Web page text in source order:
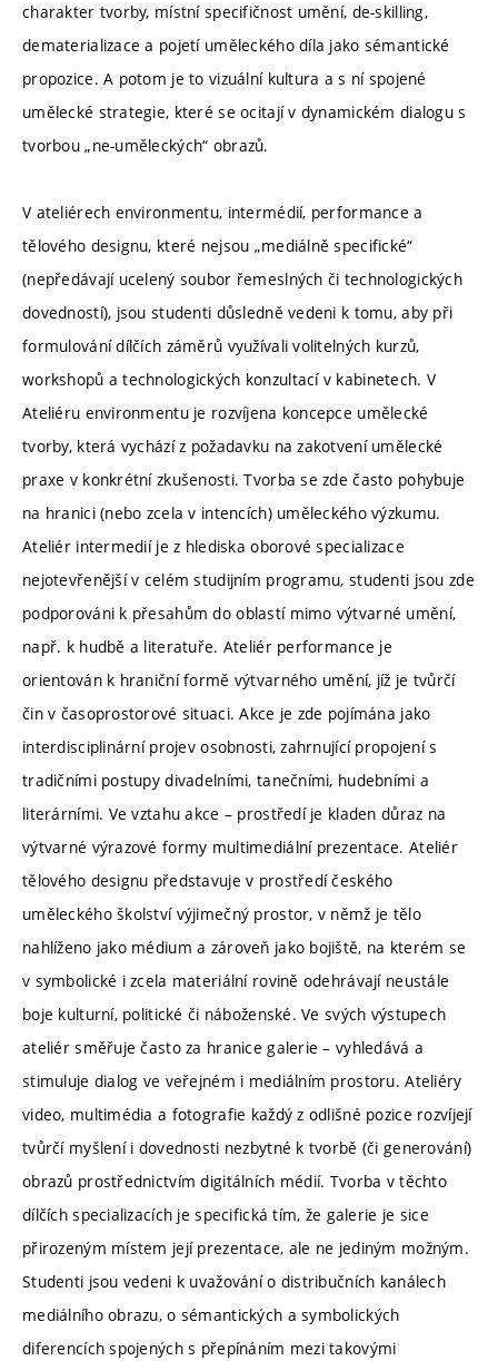
charakter tvorby, místní specifičnost umění, de-skilling,
dematerializace a pojetí uměleckého díla jako sémantické
propozice. A potom je to vizuální kultura a s ní spojené
umělecké strategie, které se ocitají v dynamickém dialogu s
tvorbou „ne-uměleckých“ obrazů.
V ateliérech environmentu, intermédií, performance a
tělového designu, které nejsou „mediálně specifické“
(nepředávají ucelený soubor řemeslných či technologických
dovedností), jsou studenti důsledně vedeni k tomu, aby při
formulování dílčích záměrů využívali volitelných kurzů,
workshopů a technologických konzultací v kabinetech. V
Ateliéru environmentu je rozvíjena koncepce umělecké
tvorby, která vychází z požadavku na zakotvení umělecké
praxe v konkrétní zkušenosti. Tvorba se zde často pohybuje
na hranici (nebo zcela v intencích) uměleckého výzkumu.
Ateliér intermedií je z hlediska oborové specializace
nejotevřenější v celém studijním programu, studenti jsou zde
podporováni k přesahům do oblastí mimo výtvarné umění,
např. k hudbě a literatuře. Ateliér performance je
orientován k hraniční formě výtvarného umění, jíž je tvůrčí
čin v časoprostorové situaci. Akce je zde pojímána jako
interdisciplinární projev osobnosti, zahrnující propojení s
tradičními postupy divadelními, tanečními, hudebními a
literárními. Ve vztahu akce – prostředí je kladen důraz na
výtvarné výrazové formy multimediální prezentace. Ateliér
tělového designu představuje v prostředí českého
uměleckého školství výjimečný prostor, v němž je tělo
nahlíženo jako médium a zároveň jako bojiště, na kterém se
v symbolické i zcela materiální rovině odehrávají neustále
boje kulturní, politické či náboženské. Ve svých výstupech
ateliér směřuje často za hranice galerie – vyhledává a
stimuluje dialog ve veřejném i mediálním prostoru. Ateliéry
video, multimédia a fotografie každý z odlišné pozice rozvíjejí
tvůrčí myšlení i dovednosti nezbytné k tvorbě (či generování)
obrazů prostřednictvím digitálních médií. Tvorba v těchto
dílčích specializacích je specifická tím, že galerie je sice
přirozeným místem její prezentace, ale ne jediným možným.
Studenti jsou vedeni k uvažování o distribučních kanálech
mediálního obrazu, o sémantických a symbolických
diferencích spojených s přepínáním mezi takovými